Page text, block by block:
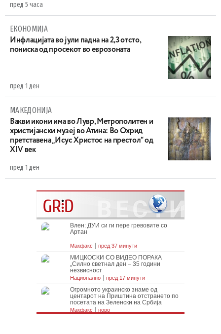
пред 5 часа
ЕКОНОМИЈА
Инфлацијата во јули падна на 2,3 отсто,
пониска од просекот во еврозоната
пред 1 ден
МАКЕДОНИЈА
Вакви икони има во Лувр, Метрополитен и
христијански музеј во Атина: Во Охрид
претставена „Исус Христос на престол“ од
XIV век
пред 1 ден